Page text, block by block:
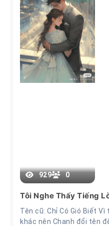
Chương 7
929 0
Tôi Nghe Thấy Tiếng
Tên cũ: Chỉ Có Gió Biết
khác nên Chanh đổi tên